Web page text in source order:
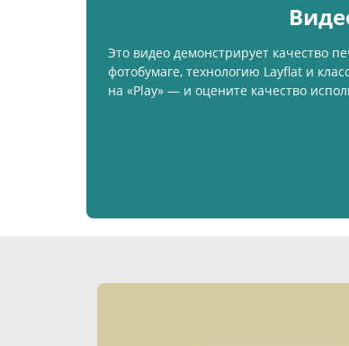
Это видео демонстрирует качество
фотобумаге, технологию Layflat и
на «Play» — и оцените качество